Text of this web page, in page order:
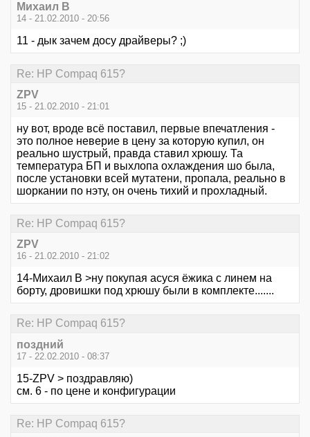
Михаил В
14 - 21.02.2010 - 20:56
11 - дык зачем досу драйверы? ;)
Re: HР Сompaq 615?
ZPV
15 - 21.02.2010 - 21:01
ну вот, вроде всё поставил, первые впечатления -
это полное неверие в цену за которую купил, он
реально шустрый, правда ставил хрюшу. Та
температура БП и выхлопа охлаждения шо была,
после установки всей мутатени, пропала, реально в
шоркании по нэту, он очень тихий и прохладный.
Re: HР Сompaq 615?
ZPV
16 - 21.02.2010 - 21:02
14-Михаил В >ну покупая асуся ёжика с линем на
борту, дровишки под хрюшу были в комплекте.......
Re: HР Сompaq 615?
поздний
17 - 22.02.2010 - 08:37
15-ZPV > поздравляю)
см. 6 - по цене и конфигурации
Re: HР Сompaq 615?